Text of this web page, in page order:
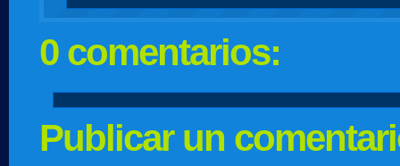
0 comentarios:
Publicar un